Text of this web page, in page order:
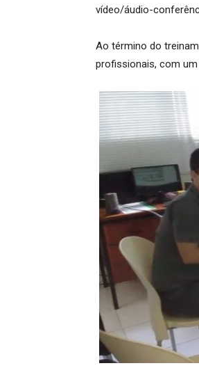
vídeo/áudio-
Ao término do
profissionais, com